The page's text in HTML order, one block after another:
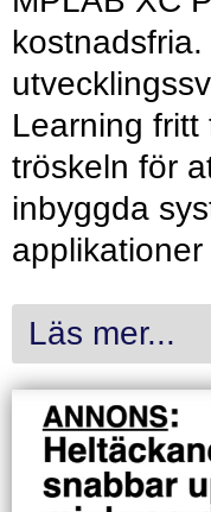
Learning
tröskeln för
inbyggda
Läs mer...